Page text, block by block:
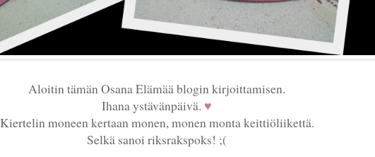
Aloitin tämän Osana Elämää blogin kirjoittamisen.
Ihana ystävänpäivä. ♥
Kiertelin moneen kertaan monen, monen monta keittiöliikettä.
Selkä sanoi riksrakspoks! ;(